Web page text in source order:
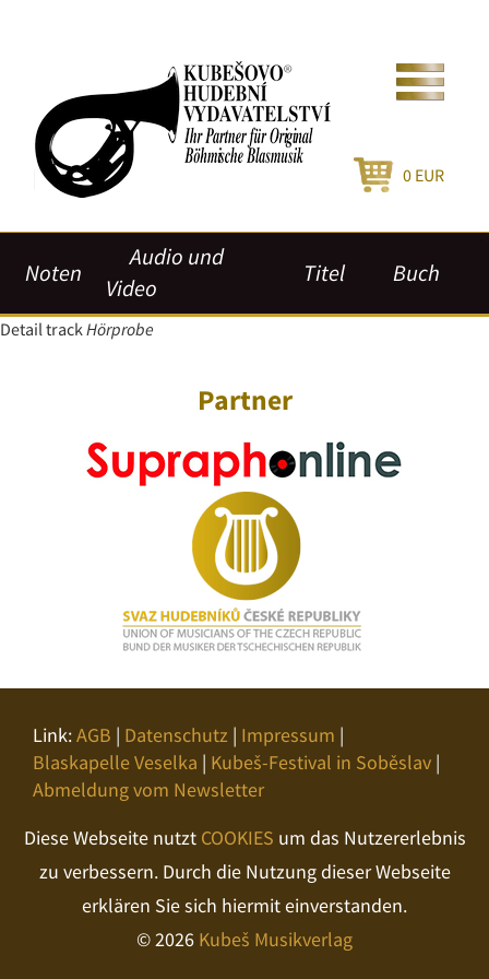
0 EUR
Noten
Audio und
Video
Titel Buch
Detail trackHörprobe
Partner
Link:AGB | Datenschutz | Impressum |
Blaskapelle Veselka | Kubeš-Festival in Soběslav |
Abmeldung vom Newsletter
Diese Webseite nutzt COOKIES um das Nutzererlebnis
zu verbessern. Durch die Nutzung dieser Webseite
erklären Sie sich hiermit einverstanden.
© 2026 Kubeš Musikverlag